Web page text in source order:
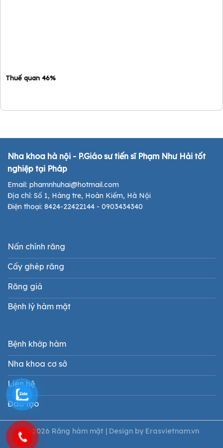
Thuế quan 46%
Nha khoa hà nội - P.Giáo sư tiến sĩ Phạm Như Hải tốt
nghiệp tại Pháp
Email: phamnhuhai@hotmail.com
Địa chỉ: Số 1, Hàng tre, Hoàn Kiếm, Hà Nội
Điện thoại: 8424-22422144 - 0903434340
Nấn chỉnh răng
Cấy ghép răng
Răng giả
Bệnh lý hàm mặt
Bệnh khớp hàm
Nha khoa cơ sở
Liên hệ
Đào tạo
© 2026 Răng hàm mặt | Design by Erasvietnam.vn